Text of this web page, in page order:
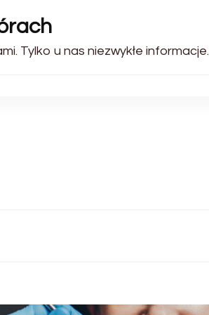
Tylko u nas niezwykłe informacje.